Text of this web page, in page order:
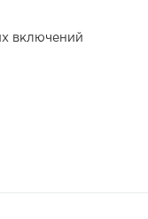
включений